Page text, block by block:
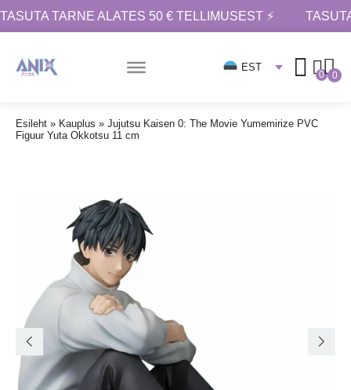
TASUTA TARNE ALATES 50 € TELLIMUSEST ⚡
EST
0 0
Esileht » Kauplus » Jujutsu Kaisen 0: The Movie Yumemirize PVC
Figuur Yuta Okkotsu 11 cm